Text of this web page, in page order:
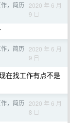
，简历 2020 年 6 月
9 日
，简历 2020 年 6 月
9 日
在找工作有点不是
，简历 2020 年 6 月
8 日